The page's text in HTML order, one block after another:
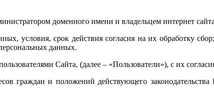
доменного имени и владельцем интернет сайта
срок действия согласия на их обработку
данных.
Сайта, (далее – «Пользователи»), с их
граждан и положений действующего